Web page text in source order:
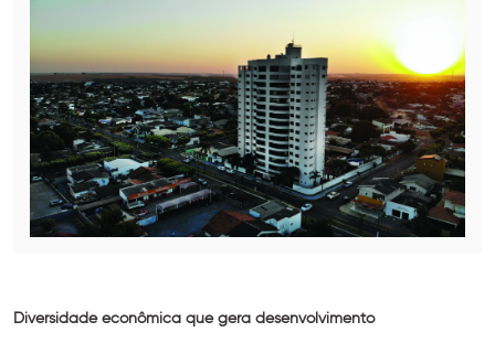
Diversidade econômica que gera desenvolvimento